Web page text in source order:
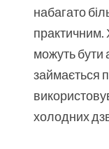
набагато
практичним.
можуть бути
займається
холодних